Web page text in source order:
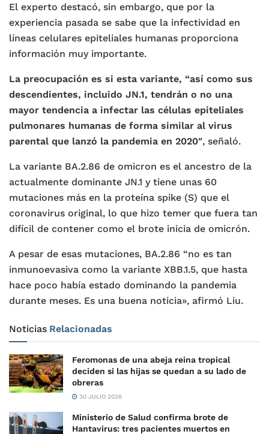
El experto destacó, sin embargo, que por la
experiencia pasada se sabe que la infectividad en
líneas celulares epiteliales humanas proporciona
información muy importante.
La preocupación es si esta variante, “así como sus
descendientes, incluido JN.1, tendrán o no una
mayor tendencia a infectar las células epiteliales
pulmonares humanas de forma similar al virus
parental que lanzó la pandemia en 2020″, señaló.
La variante BA.2.86 de omicron es el ancestro de la
actualmente dominante JN.1 y tiene unas 60
mutaciones más en la proteína spike (S) que el
coronavirus original, lo que hizo temer que fuera tan
difícil de contener como el brote inicia de omicrón.
A pesar de esas mutaciones, BA.2.86 “no es tan
inmunoevasiva como la variante XBB.1.5, que hasta
hace poco había estado dominando la pandemia
durante meses. Es una buena noticia», afirmó Liu.
Noticias Relacionadas
Feromonas de una abeja reina tropical
deciden si las hijas se quedan a su lado de
obreras
30 JULIO 2026
Ministerio de Salud confirma brote de
Hantavirus: tres pacientes muertos en